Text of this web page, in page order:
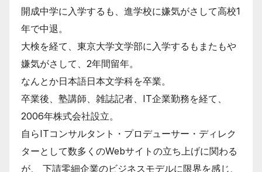
開成中学に入学するも、進学校に嫌気がさして高校1
年で中退。
大検を経て、東京大学文学部に入学するもまたもや
嫌気がさして、2年間留年。
なんとか日本語日本文学科を卒業。
卒業後、塾講師、雑誌記者、IT企業勤務を経て、
2006年株式会社設立。
自らITコンサルタント・プロデューサー・ディレク
ターとして数多くのWebサイトの立ち上げに関わる
が、 下請零細企業のビジネスモデルに限界を感じ、